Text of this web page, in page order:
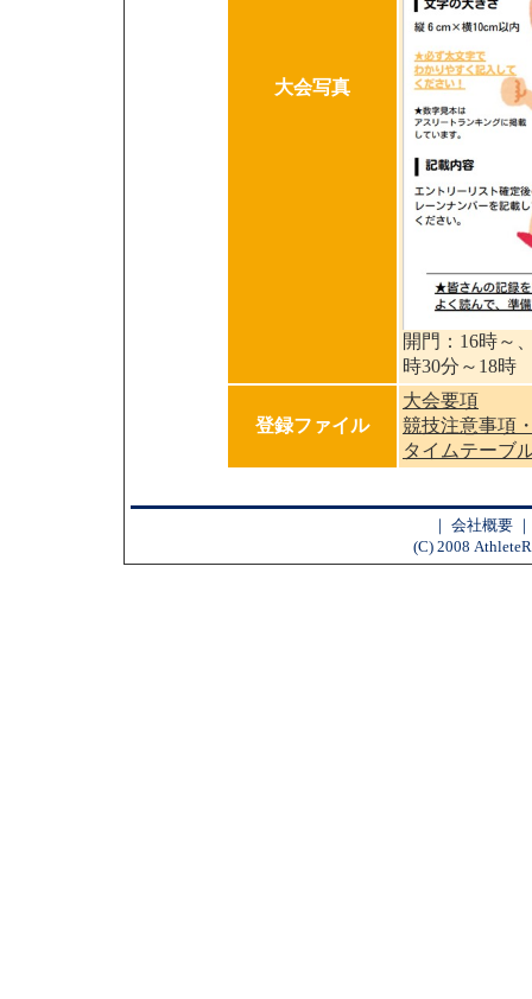
大会写真
開門：16時～
時30分～18時
登録ファイル
大会要項
競技注意事項
タイムテーブ
｜ 会社概要
(C) 2008